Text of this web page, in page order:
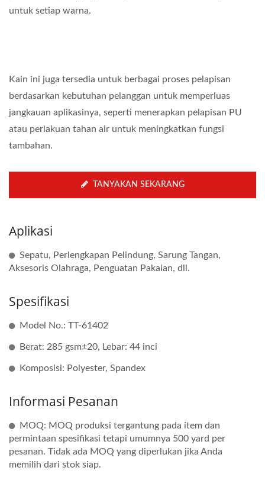
untuk setiap warna.
Kain ini juga tersedia untuk berbagai proses pelapisan
berdasarkan kebutuhan pelanggan untuk memperluas
jangkauan aplikasinya, seperti menerapkan pelapisan PU
atau perlakuan tahan air untuk meningkatkan fungsi
tambahan.
TANYAKAN SEKARANG
Aplikasi
Sepatu, Perlengkapan Pelindung, Sarung Tangan,
Aksesoris Olahraga, Penguatan Pakaian, dll.
Spesifikasi
Model No.: TT-61402
Berat: 285 gsm±20, Lebar: 44 inci
Komposisi: Polyester, Spandex
Informasi Pesanan
MOQ: MOQ produksi tergantung pada item dan
permintaan spesifikasi tetapi umumnya 500 yard per
pesanan. Tidak ada MOQ yang diperlukan jika Anda
memilih dari stok siap.